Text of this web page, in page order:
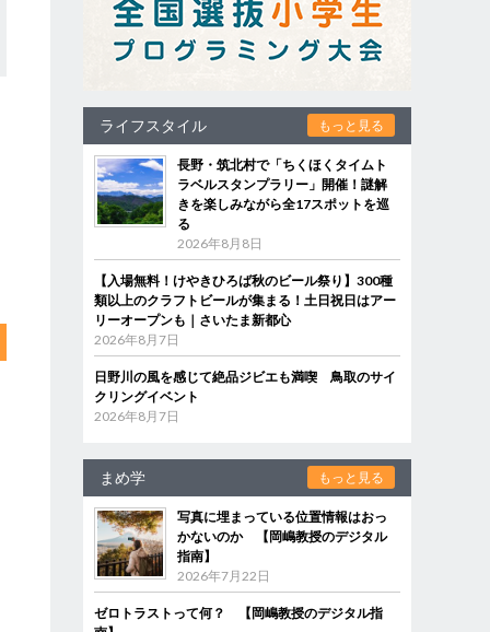
ライフスタイル もっと見る
長野・筑北村で「ちくほくタイムト
ラベルスタンプラリー」開催！謎解
きを楽しみながら全17スポットを巡
る
2026年8月8日
【入場無料！けやきひろば秋のビール祭り】300種
類以上のクラフトビールが集まる！土日祝日はアー
リーオープンも｜さいたま新都心
2026年8月7日
日野川の風を感じて絶品ジビエも満喫 鳥取のサイ
クリングイベント
2026年8月7日
まめ学 もっと見る
写真に埋まっている位置情報はおっ
かないのか 【岡嶋教授のデジタル
指南】
2026年7月22日
ゼロトラストって何？ 【岡嶋教授のデジタル指